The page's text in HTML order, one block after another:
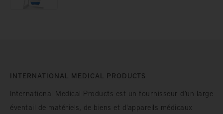
INTERNATIONAL MEDICAL PRODUCTS
International Medical Products est un fournisseur d’un large
éventail de matériels, de biens et d'appareils médicaux